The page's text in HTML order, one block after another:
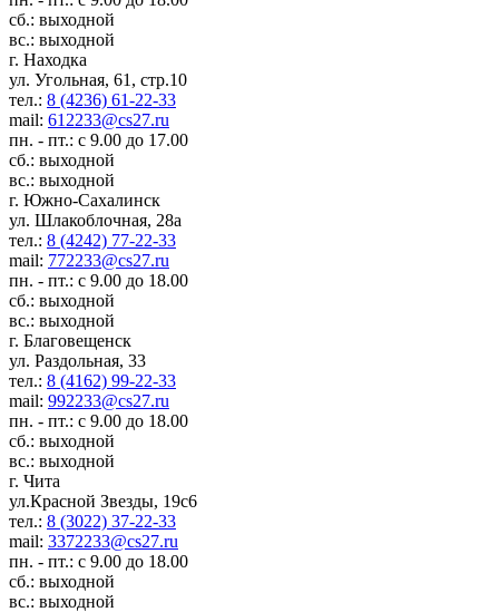
сб.: выходной
вс.: выходной
г. Находка
ул. Угольная, 61, стр.10
тел.: 8 (4236) 61-22-33
mail: 612233@cs27.ru
пн. - пт.: с 9.00 до 17.00
сб.: выходной
вс.: выходной
г. Южно-Сахалинск
ул. Шлакоблочная, 28а
тел.: 8 (4242) 77-22-33
mail: 772233@cs27.ru
пн. - пт.: с 9.00 до 18.00
сб.: выходной
вс.: выходной
г. Благовещенск
ул. Раздольная, 33
тел.: 8 (4162) 99-22-33
mail: 992233@cs27.ru
пн. - пт.: с 9.00 до 18.00
сб.: выходной
вс.: выходной
г. Чита
ул.Красной Звезды, 19с6
тел.: 8 (3022) 37-22-33
mail: 3372233@cs27.ru
пн. - пт.: с 9.00 до 18.00
сб.: выходной
вс.: выходной